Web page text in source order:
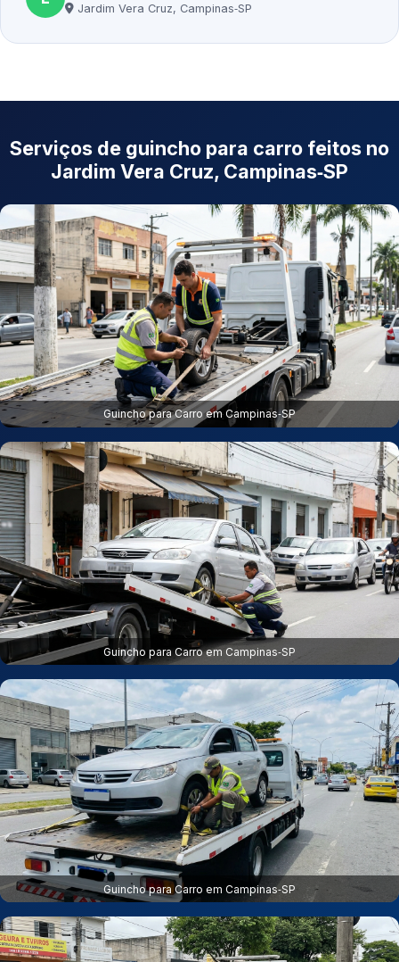
Jardim Vera Cruz, Campinas‑SP
Serviços de guincho para carro feitos no
Jardim Vera Cruz, Campinas‑SP
Guincho para Carro em Campinas‑SP
Guincho para Carro em Campinas‑SP
Guincho para Carro em Campinas‑SP